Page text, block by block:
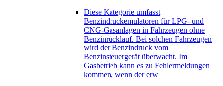
Diese Kategorie umfasst
Benzindruckemulatoren für LPG- und
CNG-Gasanlagen in Fahrzeugen ohne
Benzinrücklauf. Bei solchen Fahrzeugen
wird der Benzindruck vom
Benzinsteuergerät überwacht. Im
Gasbetrieb kann es zu Fehlermeldungen
kommen, wenn der erw